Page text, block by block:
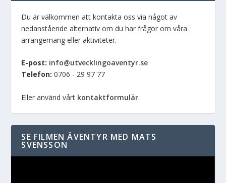
Du är välkommen att kontakta oss via något av
nedanstående alternativ om du har frågor om våra
arrangemang eller aktiviteter.
E-post: info@utvecklingoaventyr.se
Telefon: 0706 - 29 97 77
Eller använd vårt kontaktformulär.
SE FILMEN ÄVENTYR MED MATS
SVENSSON